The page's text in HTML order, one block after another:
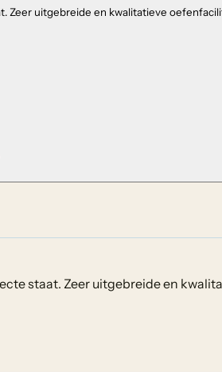
Zeer uitgebreide en kwalitatieve
staat. Zeer uitgebreide en